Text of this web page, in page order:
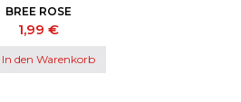
BREE ROSE
Preis
1,99 €
In den Warenkorb